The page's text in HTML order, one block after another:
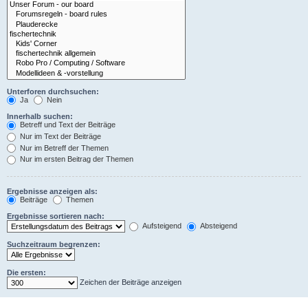
Unterforen durchsuchen:
Ja
Nein
Innerhalb suchen:
Betreff und Text der Beiträge
Nur im Text der Beiträge
Nur im Betreff der Themen
Nur im ersten Beitrag der Themen
Ergebnisse anzeigen als:
Beiträge
Themen
Ergebnisse sortieren nach:
Aufsteigend
Absteigend
Suchzeitraum begrenzen:
Die ersten:
Zeichen der Beiträge anzeigen